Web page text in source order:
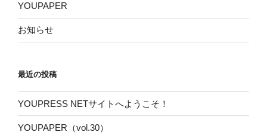
YOUPAPER
お知らせ
最近の投稿
YOUPRESS NETサイトへようこそ！
YOUPAPER（vol.30）